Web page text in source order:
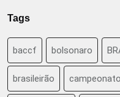
Tags
baccf bolsonaro
brasileirão